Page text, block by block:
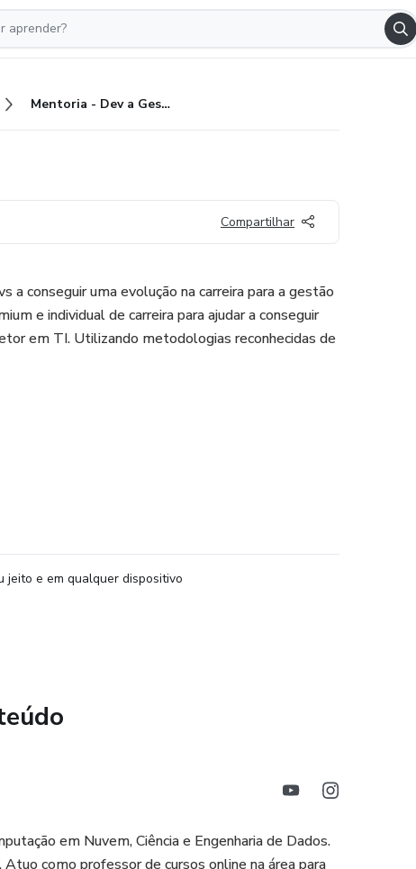
Mentoria - Dev a Gestor de TI
Compartilhar
a conseguir uma evolução na carreira para a gestão
e individual de carreira para ajudar a conseguir
em TI. Utilizando metodologias reconhecidas de
jeito e em qualquer dispositivo
em Nuvem, Ciência e Engenharia de Dados.
como professor de cursos online na área para